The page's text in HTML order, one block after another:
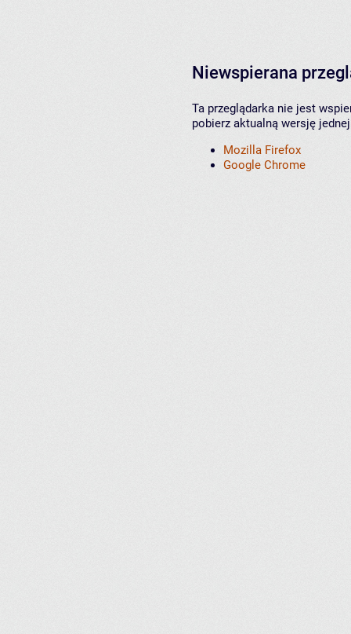
Niewspierana
Ta przeglądarka nie jest
pobierz aktualną wersję
Mozilla Firefox
Google Chrome